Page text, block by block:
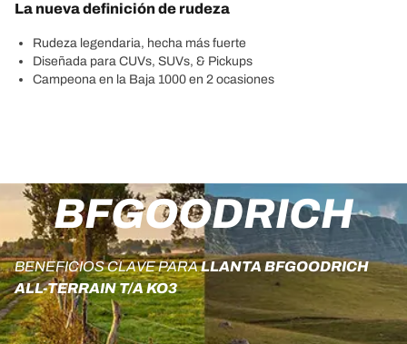
La nueva definición de rudeza
Rudeza legendaria, hecha más fuerte
Diseñada para CUVs, SUVs, & Pickups
Campeona en la Baja 1000 en 2 ocasiones
BFGOODRICH
BENEFICIOS CLAVE PARALLANTA BFGOODRICH
ALL-TERRAIN T/A KO3